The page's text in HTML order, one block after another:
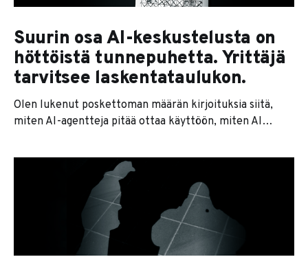
Suurin osa AI-keskustelusta on
höttöistä tunnepuhetta. Yrittäjä
tarvitsee laskentataulukon.
Olen lukenut poskettoman määrän kirjoituksia siitä,
miten AI-agentteja pitää ottaa käyttöön, miten AI
taputtaa päähän uuden teknologiamurroksen aattona.
Suurin osa kirjoituksista keskittyy joko yksittäisestä
työkalusta intoiluun tai ihmisyyden ytimen etsimiseen
omasta navasta. Muutos on suuri, tunteet ovat pinnassa,
ja jokainen haluaa sanoa jotain